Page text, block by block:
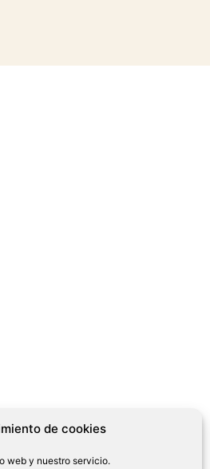
de cookies
web y nuestro servicio.